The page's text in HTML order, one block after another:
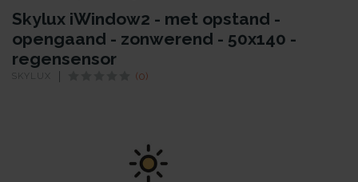
Skylux iWindow2 - met opstand -
opengaand - zonwerend - 50x140 -
regensensor
SKYLUX (0)